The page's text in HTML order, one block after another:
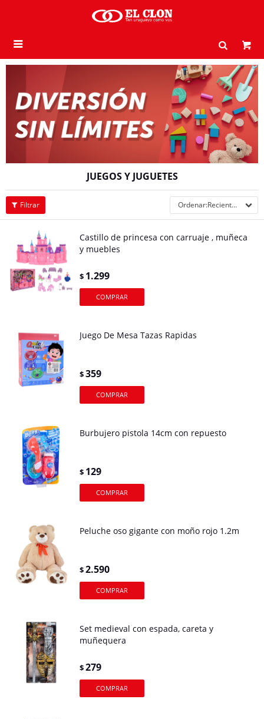

JUEGOS Y JUGUETES
Recientes
Castillo de princesa con carruaje , muñeca
y muebles
$ 1.299
Juego De Mesa Tazas Rapidas
$359
Burbujero pistola 14cm con repuesto
$ 129
Peluche oso gigante con moño rojo 1.2m
$2.590
Set medieval con espada, careta y
muñequera
$279